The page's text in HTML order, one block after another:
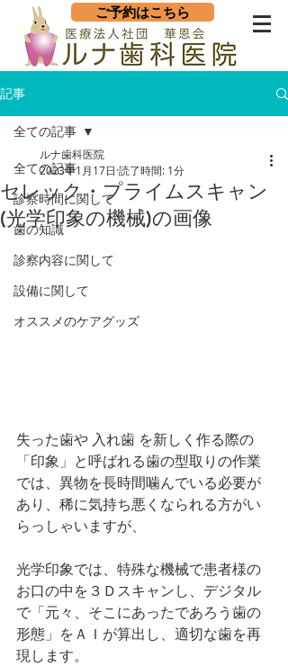
ご予約はこちら
記事
全ての記事
診察時間に関して
歯の知識
診察内容に関して
設備に関して
オススメのケアグッズ
全ての記事
セレック・プライムスキャン
(光学印象の機械)の画像
ルナ歯科医院
2023年1月17日 読了時間: 1分
失った歯や 入れ歯 を新しく作る際の
「印象」と呼ばれる歯の型取りの作業
では、異物を長時間噛んでいる必要が
あり、稀に気持ち悪くなられる方がい
らっしゃいますが、
光学印象では、特殊な機械で患者様の
お口の中を３Ｄスキャンし、デジタル
で「元々、そこにあったであろう歯の
形態」をＡＩが算出し、適切な歯を再
現します。